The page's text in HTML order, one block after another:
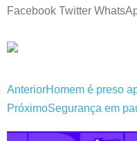
Facebook Twitter
AnteriorHomem é preso
PróximoSegurança em